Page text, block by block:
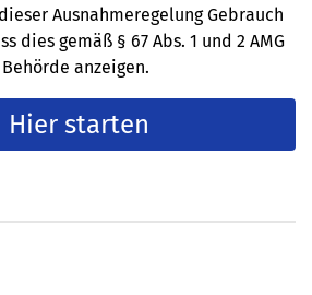
Ausnahmeregelung Gebrauch
dies gemäß § 67 Abs. 1 und 2 AMG
anzeigen.
Hier starten